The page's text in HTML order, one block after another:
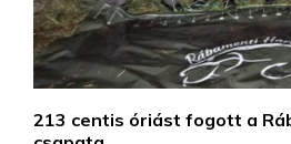
213 centis óriást fogott a